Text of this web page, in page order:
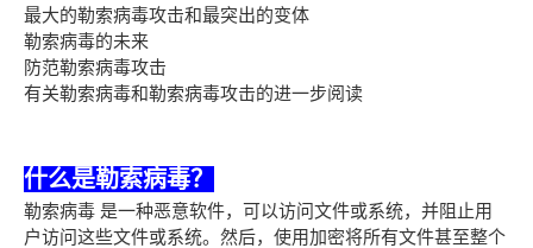
最大的勒索病毒攻击和最突出的变体
勒索病毒的未来
防范勒索病毒攻击
有关勒索病毒和勒索病毒攻击的进一步阅读
什么是勒索病毒？
勒索病毒 是一种恶意软件，可以访问文件或系统，并阻止用
户访问这些文件或系统。然后，使用加密将所有文件甚至整个